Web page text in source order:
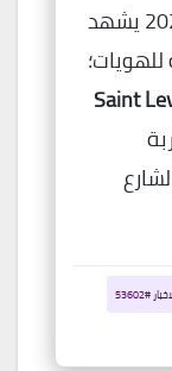
وتُشير بيانات سبوتيفاي إلى أن 2026 يشهد
Saint
#53602